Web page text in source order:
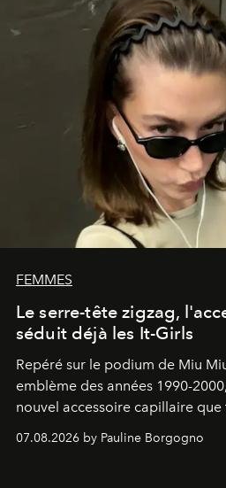
FEMMES
Le serre-tête zigzag,
séduit déjà les It-Girls
Repéré sur le podium de Miu
emblème des années 1990-
nouvel accessoire capillaire
07.08.2026 by Pauline Borgogno